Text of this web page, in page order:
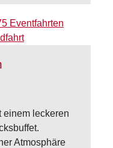
einem leckeren
Atmosphäre